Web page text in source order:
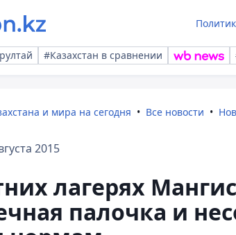
#Казахстан в сравнении
и мира на сегодня Все новости
2015
лагерях
палочка и